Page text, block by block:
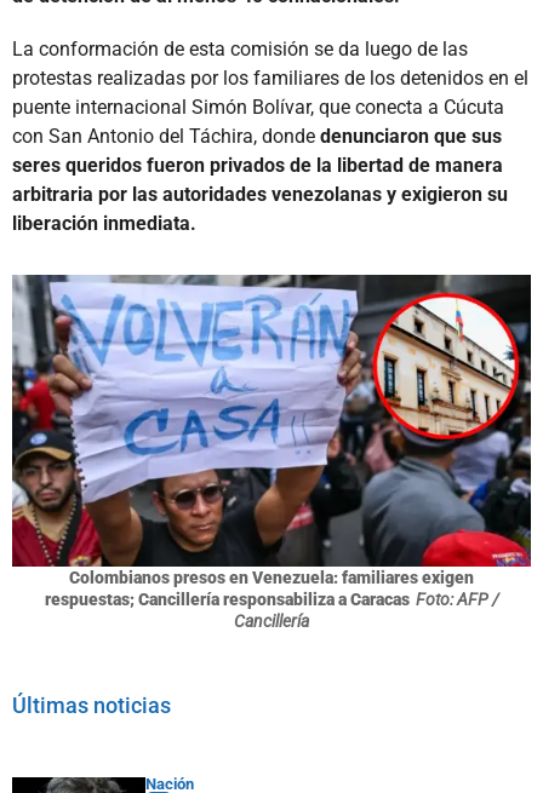
La conformación de esta comisión se da luego de las
protestas realizadas por los familiares de los detenidos en el
puente internacional Simón Bolívar, que conecta a Cúcuta
con San Antonio del Táchira, donde denunciaron que sus
seres queridos fueron privados de la libertad de manera
arbitraria por las autoridades venezolanas y exigieron su
liberación inmediata.
Colombianos presos en Venezuela: familiares exigen
respuestas; Cancillería responsabiliza a Caracas Foto: AFP /
Cancillería
Últimas noticias
Nación